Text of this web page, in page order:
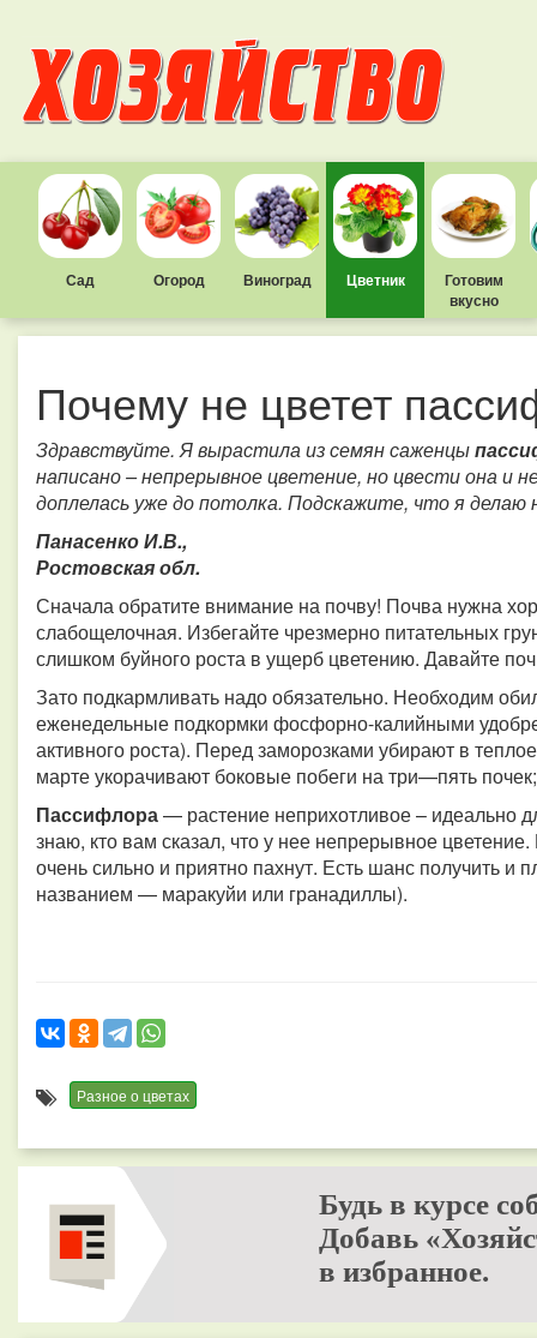
Сад Огород Виноград Цветник
Готовим
вкусно
Почему не цветет
Здравствуйте. Я вырастила из семян саженцы
написано – непрерывное цветение, но цвести она и
доплелась уже до потолка. Подскажите, что я делаю
Панасенко И.В.,
Ростовская обл.
Сначала обратите внимание на почву! Почва нужна
слабощелочная. Избегайте чрезмерно питательных
слишком буйного роста в ущерб цветению. Давайте
Зато подкармливать надо обязательно. Необходим
еженедельные подкормки фосфорно-калийными
активного роста). Перед заморозками убирают в
марте укорачивают боковые побеги на три—пять
Пассифлора— растение неприхотливое – идеально
знаю, кто вам сказал, что у нее непрерывное
очень сильно и приятно пахнут. Есть шанс получить и
названием — маракуйи или гранадиллы).
Разное о цветах
Будь в курсе
Добавь
в избранное.